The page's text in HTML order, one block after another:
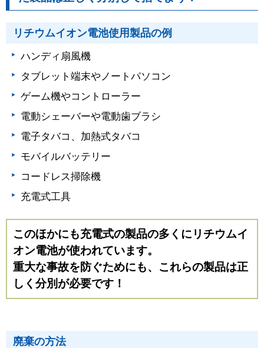
リチウムイオン電池使用製品の例
ハンディ扇風機
タブレット端末やノートパソコン
ゲーム機やコントローラー
電動シェーバーや電動歯ブラシ
電子タバコ、加熱式タバコ
モバイルバッテリー
コードレス掃除機
充電式工具
このほかにも充電式の製品の多くにリチウムイ
オン電池が使われています。
重大な事故を防ぐためにも、これらの製品は正
しく分別が必要です！
廃棄の方法